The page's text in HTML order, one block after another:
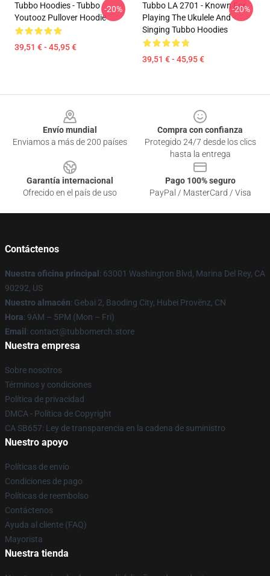
Tubbo Hoodies - Tubbo
Youtooz Pullover Hoodie
39,51 € - 45,95 €
-20%
Tubbo LA 2701 - Known For
Playing The Ukulele And
Singing Tubbo Hoodies
39,51 € - 45,95 €
-20%
Envío mundial
Enviamos a más de 200 países
Compra con confianza
Protegido 24/7 desde los clics
hasta la entrega
Garantía internacional
Ofrecido en el país de uso
Pago 100% seguro
PayPal / MasterCard / Visa
Contáctenos
Nuestra oficina principal : 63001 Washington Blvd, Marina Del Rey, CA
90292, US
Nuestro almacén: Gebai 2, Baoding City, Hubei Provënz, CN
Hora: 9AM – 5PM (Mon – Fri)
Email : contact@tubbomerch.store
Nuestra empresa
Sobre nosotros
Términos y condiciones
Política de privacidad
DMCA - Política de Copyright
CA SB657: Ley de transparencia en la cadena de suministro
Nuestro apoyo
Políticas de envío
Condiciones de pago
Políticas de reembolso
Contáctenos
Ayuda al cliente (FAQ)
Mayorista
Nuestra tienda